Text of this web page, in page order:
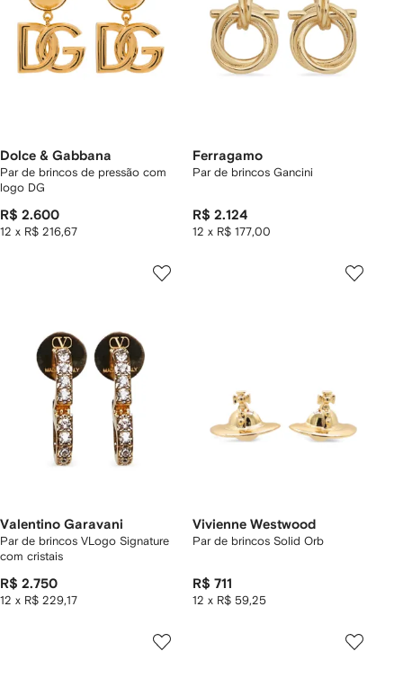
Dolce & Gabbana
Par de brincos de pressão com
logo DG
R$ 2.600
12 x R$ 216,67
Ferragamo
Par de brincos Gancini
R$ 2.124
12 x R$ 177,00
Valentino Garavani
Par de brincos VLogo Signature
com cristais
R$ 2.750
12 x R$ 229,17
Vivienne Westwood
Par de brincos Solid Orb
R$ 711
12 x R$ 59,25